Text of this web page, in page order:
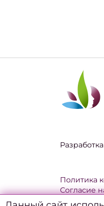
Политика
Согласие
Политика